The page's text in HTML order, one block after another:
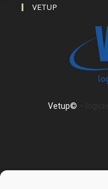
VETUP
Vetup©